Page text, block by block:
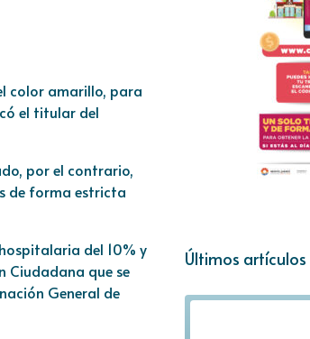
color amarillo, para
el titular del
por el contrario,
de forma estricta
del 10% y
Ciudadana que se
General de
Últimos artículos